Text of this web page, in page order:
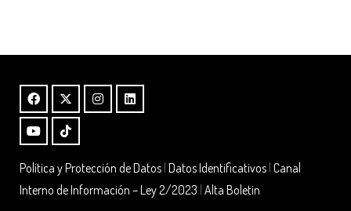
Política y Protección de Datos Datos Identificativos Canal
Interno de Información – Ley 2/2023 Alta Boletin